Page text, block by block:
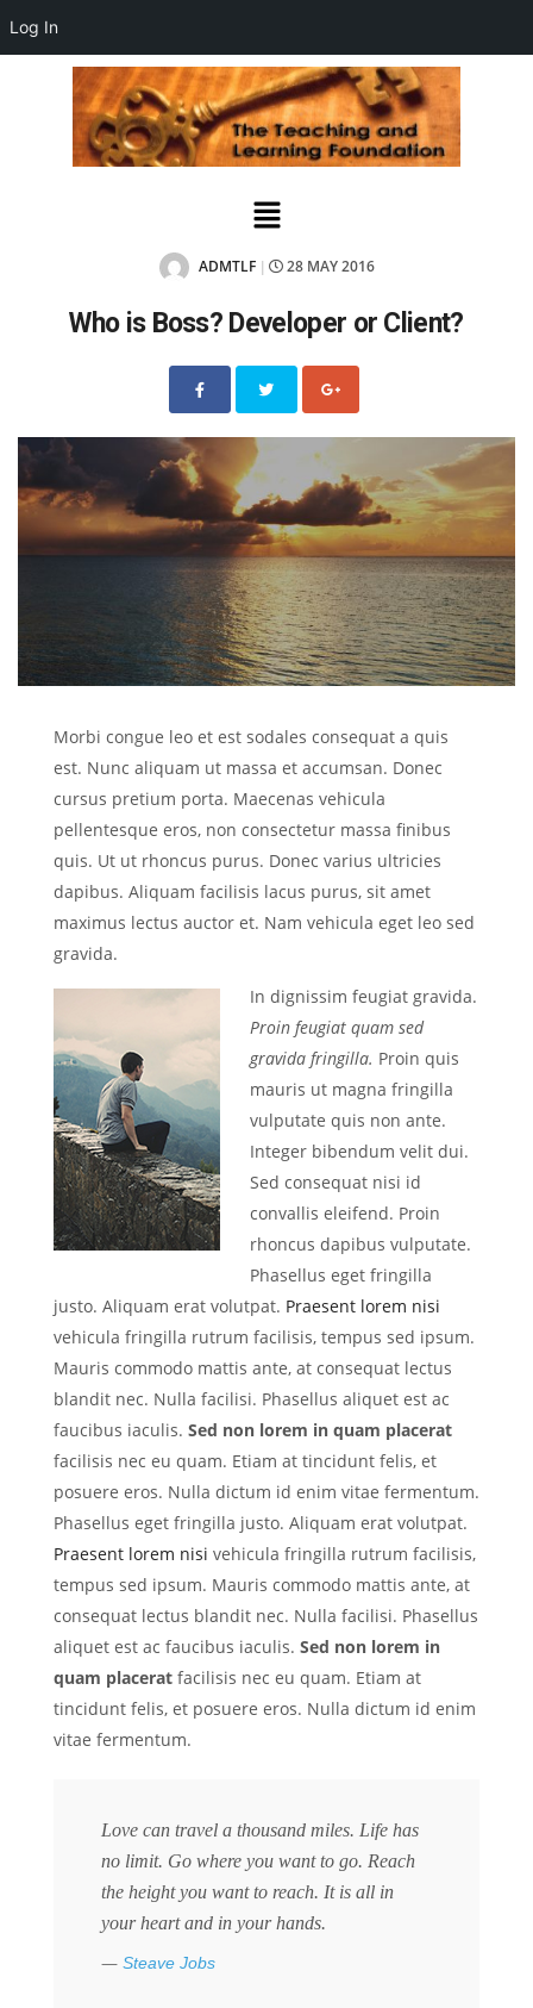
Log In
ADMTLF 28 MAY 2016
Who is Boss? Developer or Client?
Morbi congue leo et est sodales consequat a quis
est. Nunc aliquam ut massa et accumsan. Donec
cursus pretium porta. Maecenas vehicula
pellentesque eros, non consectetur massa finibus
quis. Ut ut rhoncus purus. Donec varius ultricies
dapibus. Aliquam facilisis lacus purus, sit amet
maximus lectus auctor et. Nam vehicula eget leo sed
gravida.
In dignissim feugiat gravida.
Proin feugiat quam sed
gravida fringilla. Proin quis
mauris ut magna fringilla
vulputate quis non ante.
Integer bibendum velit dui.
Sed consequat nisi id
convallis eleifend. Proin
rhoncus dapibus vulputate.
Phasellus eget fringilla
justo. Aliquam erat volutpat. Praesent lorem nisi
vehicula fringilla rutrum facilisis, tempus sed ipsum.
Mauris commodo mattis ante, at consequat lectus
blandit nec. Nulla facilisi. Phasellus aliquet est ac
faucibus iaculis. Sed non lorem in quam placerat
facilisis nec eu quam. Etiam at tincidunt felis, et
posuere eros. Nulla dictum id enim vitae fermentum.
Phasellus eget fringilla justo. Aliquam erat volutpat.
Praesent lorem nisi vehicula fringilla rutrum facilisis,
tempus sed ipsum. Mauris commodo mattis ante, at
consequat lectus blandit nec. Nulla facilisi. Phasellus
aliquet est ac faucibus iaculis. Sed non lorem in
quam placerat facilisis nec eu quam. Etiam at
tincidunt felis, et posuere eros. Nulla dictum id enim
vitae fermentum.
Love can travel a thousand miles. Life has
no limit. Go where you want to go. Reach
the height you want to reach. It is all in
your heart and in your hands.
Steave Jobs